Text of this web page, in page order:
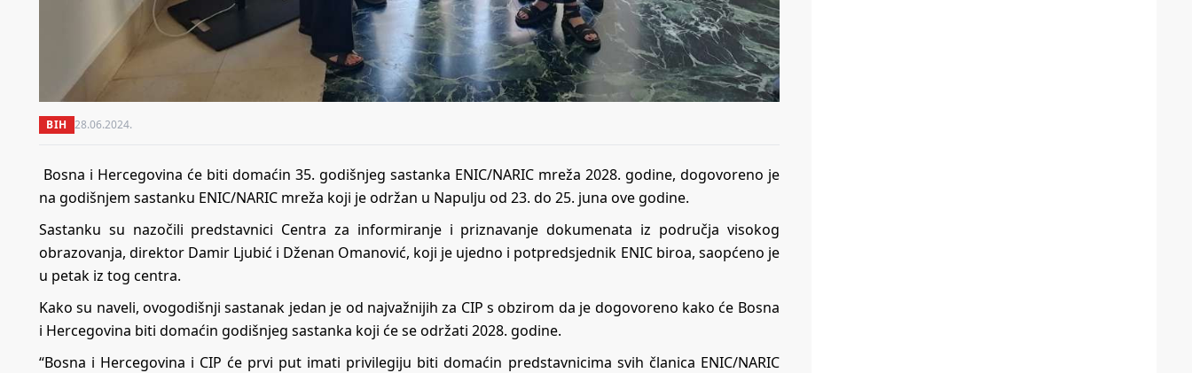
BIH 28.06.2024.
Bosna i Hercegovina će biti domaćin 35. godišnjeg sastanka ENIC/NARIC mreža 2028. godine, dogovoreno je
na godišnjem sastanku ENIC/NARIC mreža koji je održan u Napulju od 23. do 25. juna ove godine.
Sastanku su nazočili predstavnici Centra za informiranje i priznavanje dokumenata iz područja visokog
obrazovanja, direktor Damir Ljubić i Dženan Omanović, koji je ujedno i potpredsjednik ENIC biroa, saopćeno je
u petak iz tog centra.
Kako su naveli, ovogodišnji sastanak jedan je od najvažnijih za CIP s obzirom da je dogovoreno kako će Bosna
i Hercegovina biti domaćin godišnjeg sastanka koji će se održati 2028. godine.
“Bosna i Hercegovina i CIP će prvi put imati privilegiju biti domaćin predstavnicima svih članica ENIC/NARIC